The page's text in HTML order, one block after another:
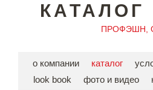
КАТАЛОГ
ПРОФЭШН,
о компании каталог
look book
фото и видео